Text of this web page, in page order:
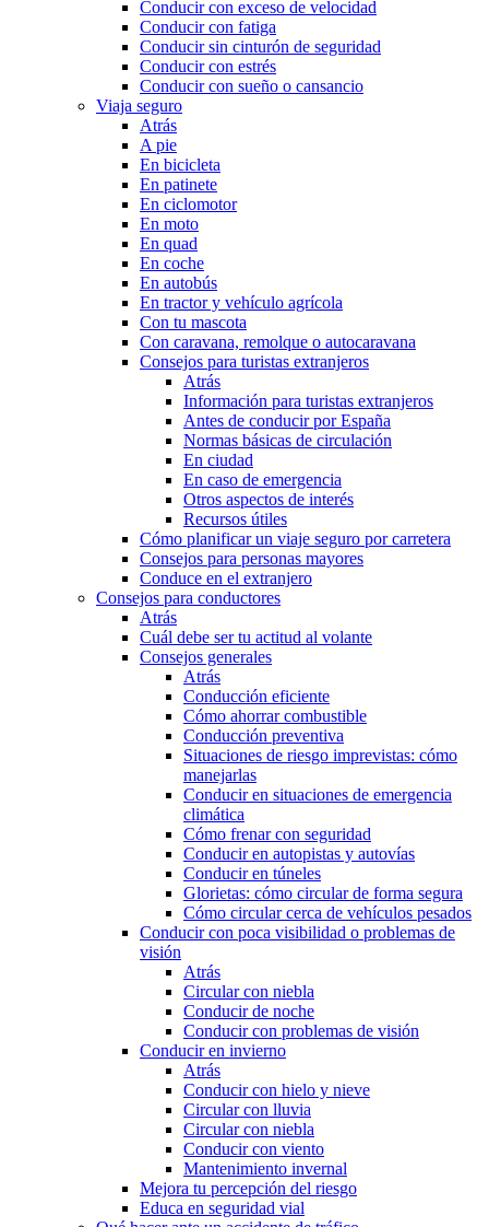
Conducir con exceso de velocidad
Conducir con fatiga
Conducir sin cinturón de seguridad
Conducir con estrés
Conducir con sueño o cansancio
Viaja seguro
Atrás
A pie
En bicicleta
En patinete
En ciclomotor
En moto
En quad
En coche
En autobús
En tractor y vehículo agrícola
Con tu mascota
Con caravana, remolque o autocaravana
Consejos para turistas extranjeros
Atrás
Información para turistas extranjeros
Antes de conducir por España
Normas básicas de circulación
En ciudad
En caso de emergencia
Otros aspectos de interés
Recursos útiles
Cómo planificar un viaje seguro por carretera
Consejos para personas mayores
Conduce en el extranjero
Consejos para conductores
Atrás
Cuál debe ser tu actitud al volante
Consejos generales
Atrás
Conducción eficiente
Cómo ahorrar combustible
Conducción preventiva
Situaciones de riesgo imprevistas: cómo
manejarlas
Conducir en situaciones de emergencia
climática
Cómo frenar con seguridad
Conducir en autopistas y autovías
Conducir en túneles
Glorietas: cómo circular de forma segura
Cómo circular cerca de vehículos pesados
Conducir con poca visibilidad o problemas de
visión
Atrás
Circular con niebla
Conducir de noche
Conducir con problemas de visión
Conducir en invierno
Atrás
Conducir con hielo y nieve
Circular con lluvia
Circular con niebla
Conducir con viento
Mantenimiento invernal
Mejora tu percepción del riesgo
Educa en seguridad vial